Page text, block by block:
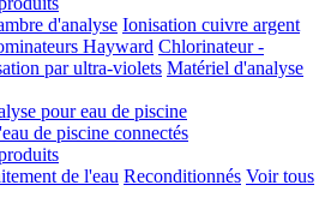
d'analyse Ionisation cuivre argent
Hayward Chlorinateur -
par ultra-violets Matériel d'analyse
pour eau de piscine
de piscine connectés
de l'eau Reconditionnés Voir tous